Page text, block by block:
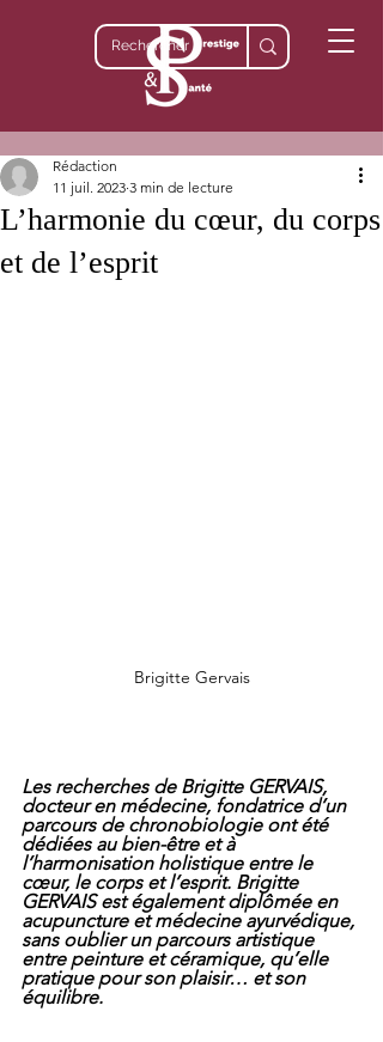
L’harmonie du cœur, du corps
et de l’esprit
Rédaction
11 juil. 2023 3 min de lecture
Brigitte Gervais
Les recherches de Brigitte GERVAIS,
docteur en médecine, fondatrice d’un
parcours de chronobiologie ont été
dédiées au bien-être et à
l’harmonisation holistique entre le
cœur, le corps et l’esprit. Brigitte
GERVAIS est également diplômée en
acupuncture et médecine ayurvédique,
sans oublier un parcours artistique
entre peinture et céramique, qu’elle
pratique pour son plaisir… et son
équilibre.